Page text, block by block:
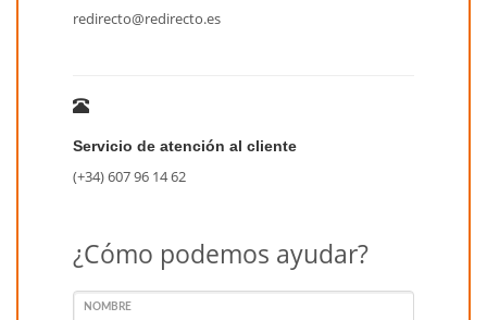
redirecto@redirecto.es
Servicio de atención al cliente
(+34) 607 96 14 62
¿Cómo podemos ayudar?
NOMBRE